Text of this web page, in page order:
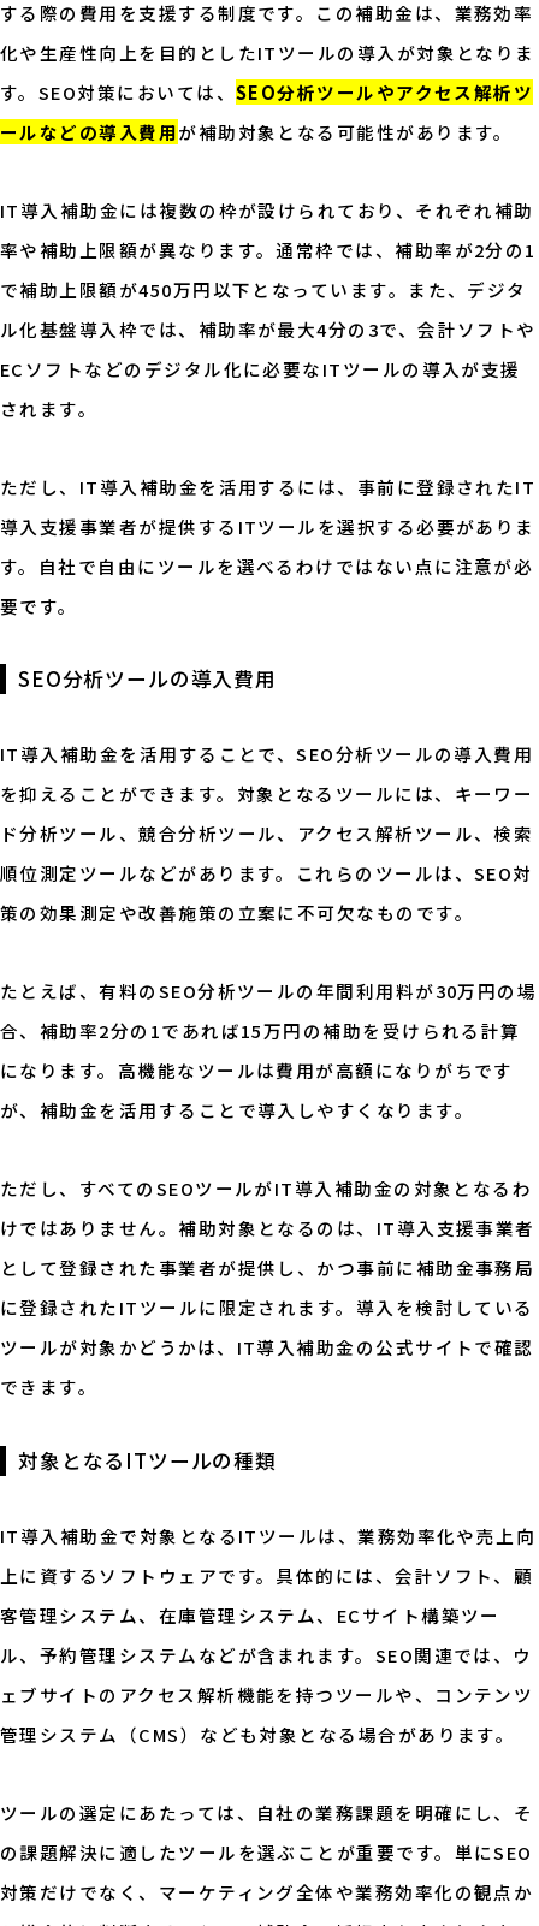
する際の費用を支援する制度です。この補助金は、業務効率
化や生産性向上を目的としたITツールの導入が対象となりま
す。SEO対策においては、 SEO分析ツールやアクセス解析ツ
ールなどの導入費用が補助対象となる可能性があります。
IT導入補助金には複数の枠が設けられており、それぞれ補助
率や補助上限額が異なります。通常枠では、補助率が2分の1
で補助上限額が450万円以下となっています。また、デジタ
ル化基盤導入枠では、補助率が最大4分の3で、会計ソフトや
ECソフトなどのデジタル化に必要なITツールの導入が支援
されます。
ただし、IT導入補助金を活用するには、事前に登録されたIT
導入支援事業者が提供するITツールを選択する必要がありま
す。自社で自由にツールを選べるわけではない点に注意が必
要です。
SEO分析ツールの導入費用
IT導入補助金を活用することで、SEO分析ツールの導入費用
を抑えることができます。対象となるツールには、キーワー
ド分析ツール、競合分析ツール、アクセス解析ツール、検索
順位測定ツールなどがあります。これらのツールは、SEO対
策の効果測定や改善施策の立案に不可欠なものです。
たとえば、有料のSEO分析ツールの年間利用料が30万円の場
合、補助率2分の1であれば15万円の補助を受けられる計算
になります。高機能なツールは費用が高額になりがちです
が、補助金を活用することで導入しやすくなります。
ただし、すべてのSEOツールがIT導入補助金の対象となるわ
けではありません。補助対象となるのは、IT導入支援事業者
として登録された事業者が提供し、かつ事前に補助金事務局
に登録されたITツールに限定されます。導入を検討している
ツールが対象かどうかは、IT導入補助金の公式サイトで確認
できます。
対象となるITツールの種類
IT導入補助金で対象となるITツールは、業務効率化や売上向
上に資するソフトウェアです。具体的には、会計ソフト、顧
客管理システム、在庫管理システム、ECサイト構築ツー
ル、予約管理システムなどが含まれます。SEO関連では、ウ
ェブサイトのアクセス解析機能を持つツールや、コンテンツ
管理システム（CMS）なども対象となる場合があります。
ツールの選定にあたっては、自社の業務課題を明確にし、そ
の課題解決に適したツールを選ぶことが重要です。単にSEO
対策だけでなく、マーケティング全体や業務効率化の観点か